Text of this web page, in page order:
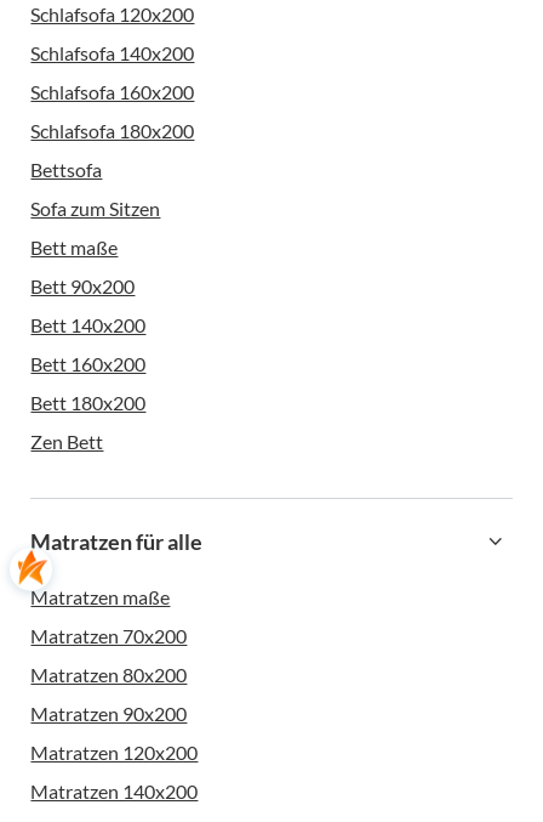
Schlafsofa 120x200
Schlafsofa 140x200
Schlafsofa 160x200
Schlafsofa 180x200
Bettsofa
Sofa zum Sitzen
Bett maße
Bett 90x200
Bett 140x200
Bett 160x200
Bett 180x200
Zen Bett
Matratzen für alle
Matratzen maße
Matratzen 70x200
Matratzen 80x200
Matratzen 90x200
Matratzen 120x200
Matratzen 140x200